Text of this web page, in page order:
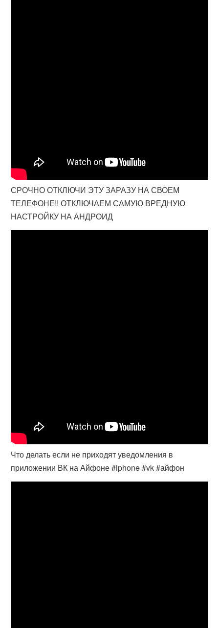
СРОЧНО ОТКЛЮЧИ ЭТУ ЗАРАЗУ НА СВОЕМ
ТЕЛЕФОНЕ!! ОТКЛЮЧАЕМ САМУЮ ВРЕДНУЮ
НАСТРОЙКУ НА АНДРОИД
Что делать если не приходят уведомления в
приложении ВК на Айфоне #iphone #vk #айфон